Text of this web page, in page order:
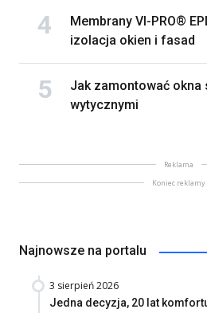
Membrany VI-PRO®
izolacja okien i fasad
Jak zamontować
wytycznymi
Reklama
Koniec reklamy
Najnowsze na portalu
3 sierpień 2026
Jedna decyzja, 20 lat